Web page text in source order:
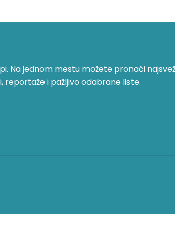
Na jednom mestu možete pronaći
reportaže i pažljivo odabrane liste.